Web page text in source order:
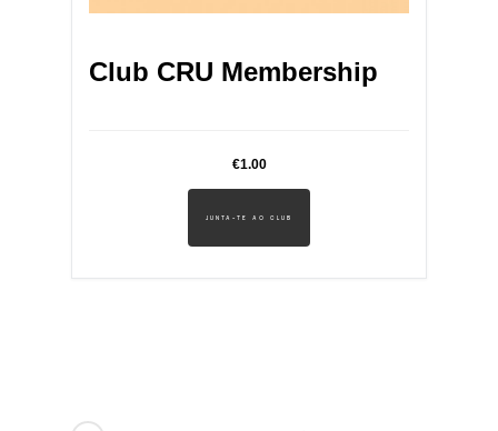
Club CRU Membership
€1.00
JUNTA-TE AO CLUB